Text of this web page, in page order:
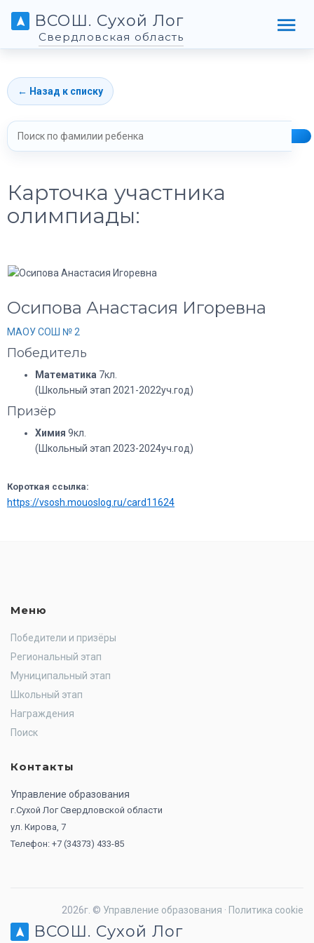
ВСОШ. Сухой Лог
Свердловская область
← Назад к списку
Карточка участника
олимпиады:
Осипова Анастасия Игоревна
МАОУ СОШ № 2
Победитель
Математика 7кл.
(Школьный этап 2021-2022уч.год)
Призёр
Химия 9кл.
(Школьный этап 2023-2024уч.год)
Короткая ссылка:
https://vsosh.mouoslog.ru/card11624
Меню
Победители и призёры
Региональный этап
Муниципальный этап
Школьный этап
Награждения
Поиск
Контакты
Управление образования
г.Сухой Лог Свердловской области
ул. Кирова, 7
Телефон: +7 (34373) 433-85
2026г. © Управление образования · Политика cookie
ВСОШ. Сухой Лог